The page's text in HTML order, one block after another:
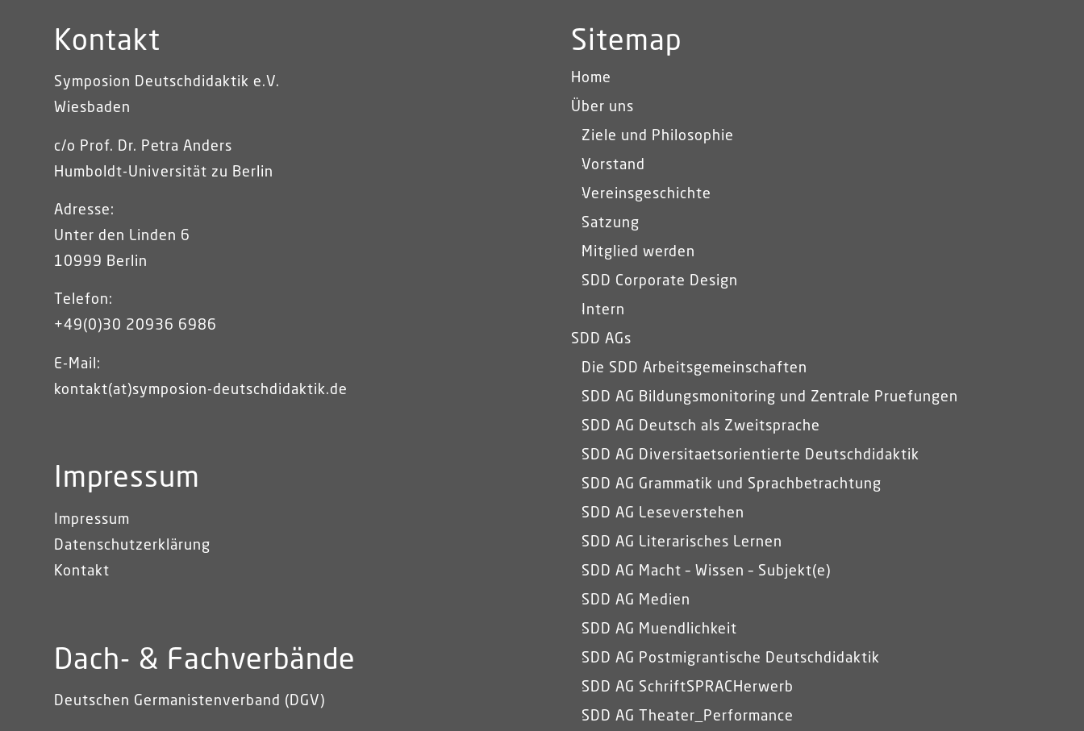
Kontakt
Symposion Deutschdidaktik e.V.
Wiesbaden
c/o Prof. Dr. Petra Anders
Humboldt-Universität zu Berlin
Adresse:
Unter den Linden 6
10999 Berlin
Telefon:
+49(0)30 20936 6986
E-Mail:
kontakt(at)symposion-deutschdidaktik.de
Impressum
Impressum
Datenschutzerklärung
Kontakt
Dach- & Fachverbände
Deutschen Germanistenverband (DGV)
Sitemap
Home
Über uns
Ziele und Philosophie
Vorstand
Vereinsgeschichte
Satzung
Mitglied werden
SDD Corporate Design
Intern
SDD AGs
Die SDD Arbeitsgemeinschaften
SDD AG Bildungsmonitoring und Zentrale Pruefungen
SDD AG Deutsch als Zweitsprache
SDD AG Diversitaetsorientierte Deutschdidaktik
SDD AG Grammatik und Sprachbetrachtung
SDD AG Leseverstehen
SDD AG Literarisches Lernen
SDD AG Macht – Wissen – Subjekt(e)
SDD AG Medien
SDD AG Muendlichkeit
SDD AG Postmigrantische Deutschdidaktik
SDD AG SchriftSPRACHerwerb
SDD AG Theater_Performance